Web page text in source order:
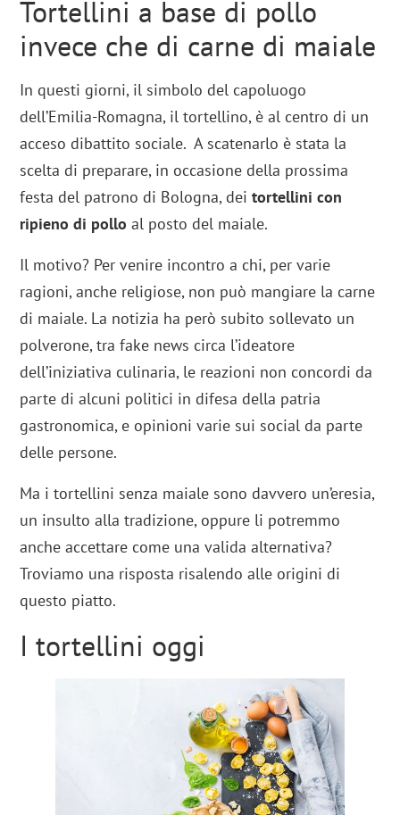
Tortellini a base di pollo
invece che di carne di maiale
In questi giorni, il simbolo del capoluogo
dell’Emilia-Romagna, il tortellino, è al centro di un
acceso dibattito sociale. A scatenarlo è stata la
scelta di preparare, in occasione della prossima
festa del patrono di Bologna, deitortellini con
ripieno di pollo al posto del maiale.
Il motivo? Per venire incontro a chi, per varie
ragioni, anche religiose, non può mangiare la carne
di maiale. La notizia ha però subito sollevato un
polverone, tra fake news circa l’ideatore
dell’iniziativa culinaria, le reazioni non concordi da
parte di alcuni politici in difesa della patria
gastronomica, e opinioni varie sui social da parte
delle persone.
Ma i tortellini senza maiale sono davvero un’eresia,
un insulto alla tradizione, oppure li potremmo
anche accettare come una valida alternativa?
Troviamo una risposta risalendo alle origini di
questo piatto.
I tortellini oggi